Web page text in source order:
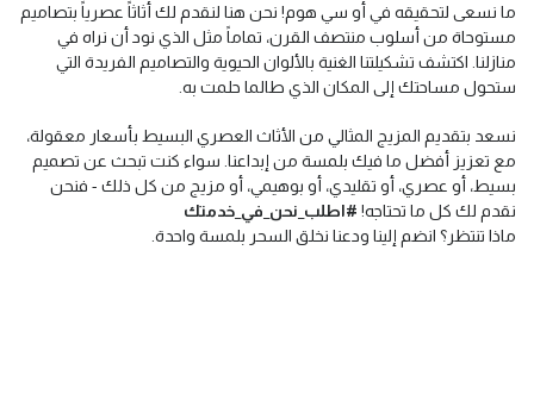
ما نسعى لتحقيقه في أو سي هوم! نحن هنا لنقدم لك أثاثاً عصرياً بتصاميم
مستوحاة من أسلوب منتصف القرن، تماماً مثل الذي نود أن نراه في
منازلنا. اكتشف تشكيلتنا الغنية بالألوان الحيوية والتصاميم الفريدة التي
ستحول مساحتك إلى المكان الذي طالما حلمت به.
نسعد بتقديم المزيج المثالي من الأثاث العصري البسيط بأسعار معقولة،
مع تعزيز أفضل ما فيك بلمسة من إبداعنا. سواء كنت تبحث عن تصميم
بسيط، أو عصري، أو تقليدي، أو بوهيمي، أو مزيج من كل ذلك - فنحن
نقدم لك كل ما تحتاجه! #اطلب_نحن_في_خدمتك
ماذا تنتظر؟ انضم إلينا ودعنا نخلق السحر بلمسة واحدة.